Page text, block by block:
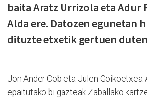
baita Aratz Urrizola eta Adur
Alda ere. Datozen egunetan
dituzte etxetik gertuen
Jon Ander Cob eta Julen Goikoetxea
epaitutako bi gazteak Zaballako